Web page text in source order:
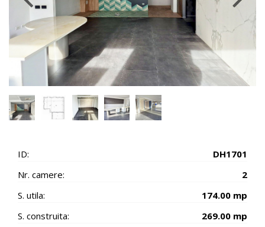
ID:
DH1701
Nr. camere:
2
S. utila:
174.00 mp
S. construita:
269.00 mp